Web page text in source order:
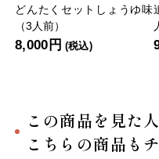
どんたくセットしょうゆ味
（3人前）
8,000円 (税込)
この商品を見た人
こちらの商品も